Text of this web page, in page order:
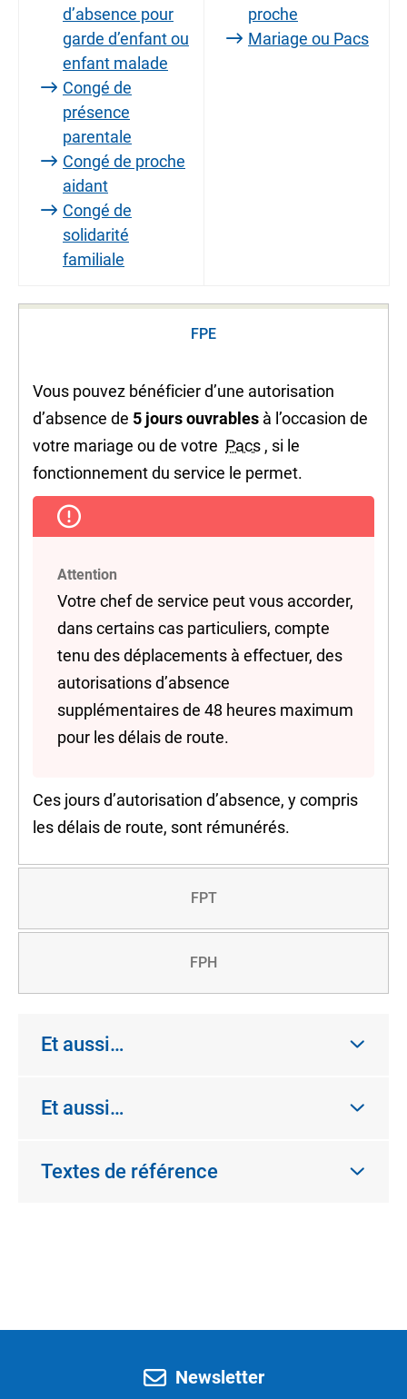
d’absence pour
garde d’enfant ou
enfant malade
Congé de
présence
parentale
Congé de proche
aidant
Congé de
solidarité
familiale
proche
Mariage ou Pacs
FPE
Vous pouvez bénéficier d’une autorisation
d’absence de 5 jours ouvrables à l’occasion de
votre mariage ou de votre Pacs , si le
fonctionnement du service le permet.
Attention
Votre chef de service peut vous accorder,
dans certains cas particuliers, compte
tenu des déplacements à effectuer, des
autorisations d’absence
supplémentaires de 48 heures maximum
pour les délais de route.
Ces jours d’autorisation d’absence, y compris
les délais de route, sont rémunérés.
FPT
FPH
Et aussi…
Et aussi…
Textes de référence
Newsletter